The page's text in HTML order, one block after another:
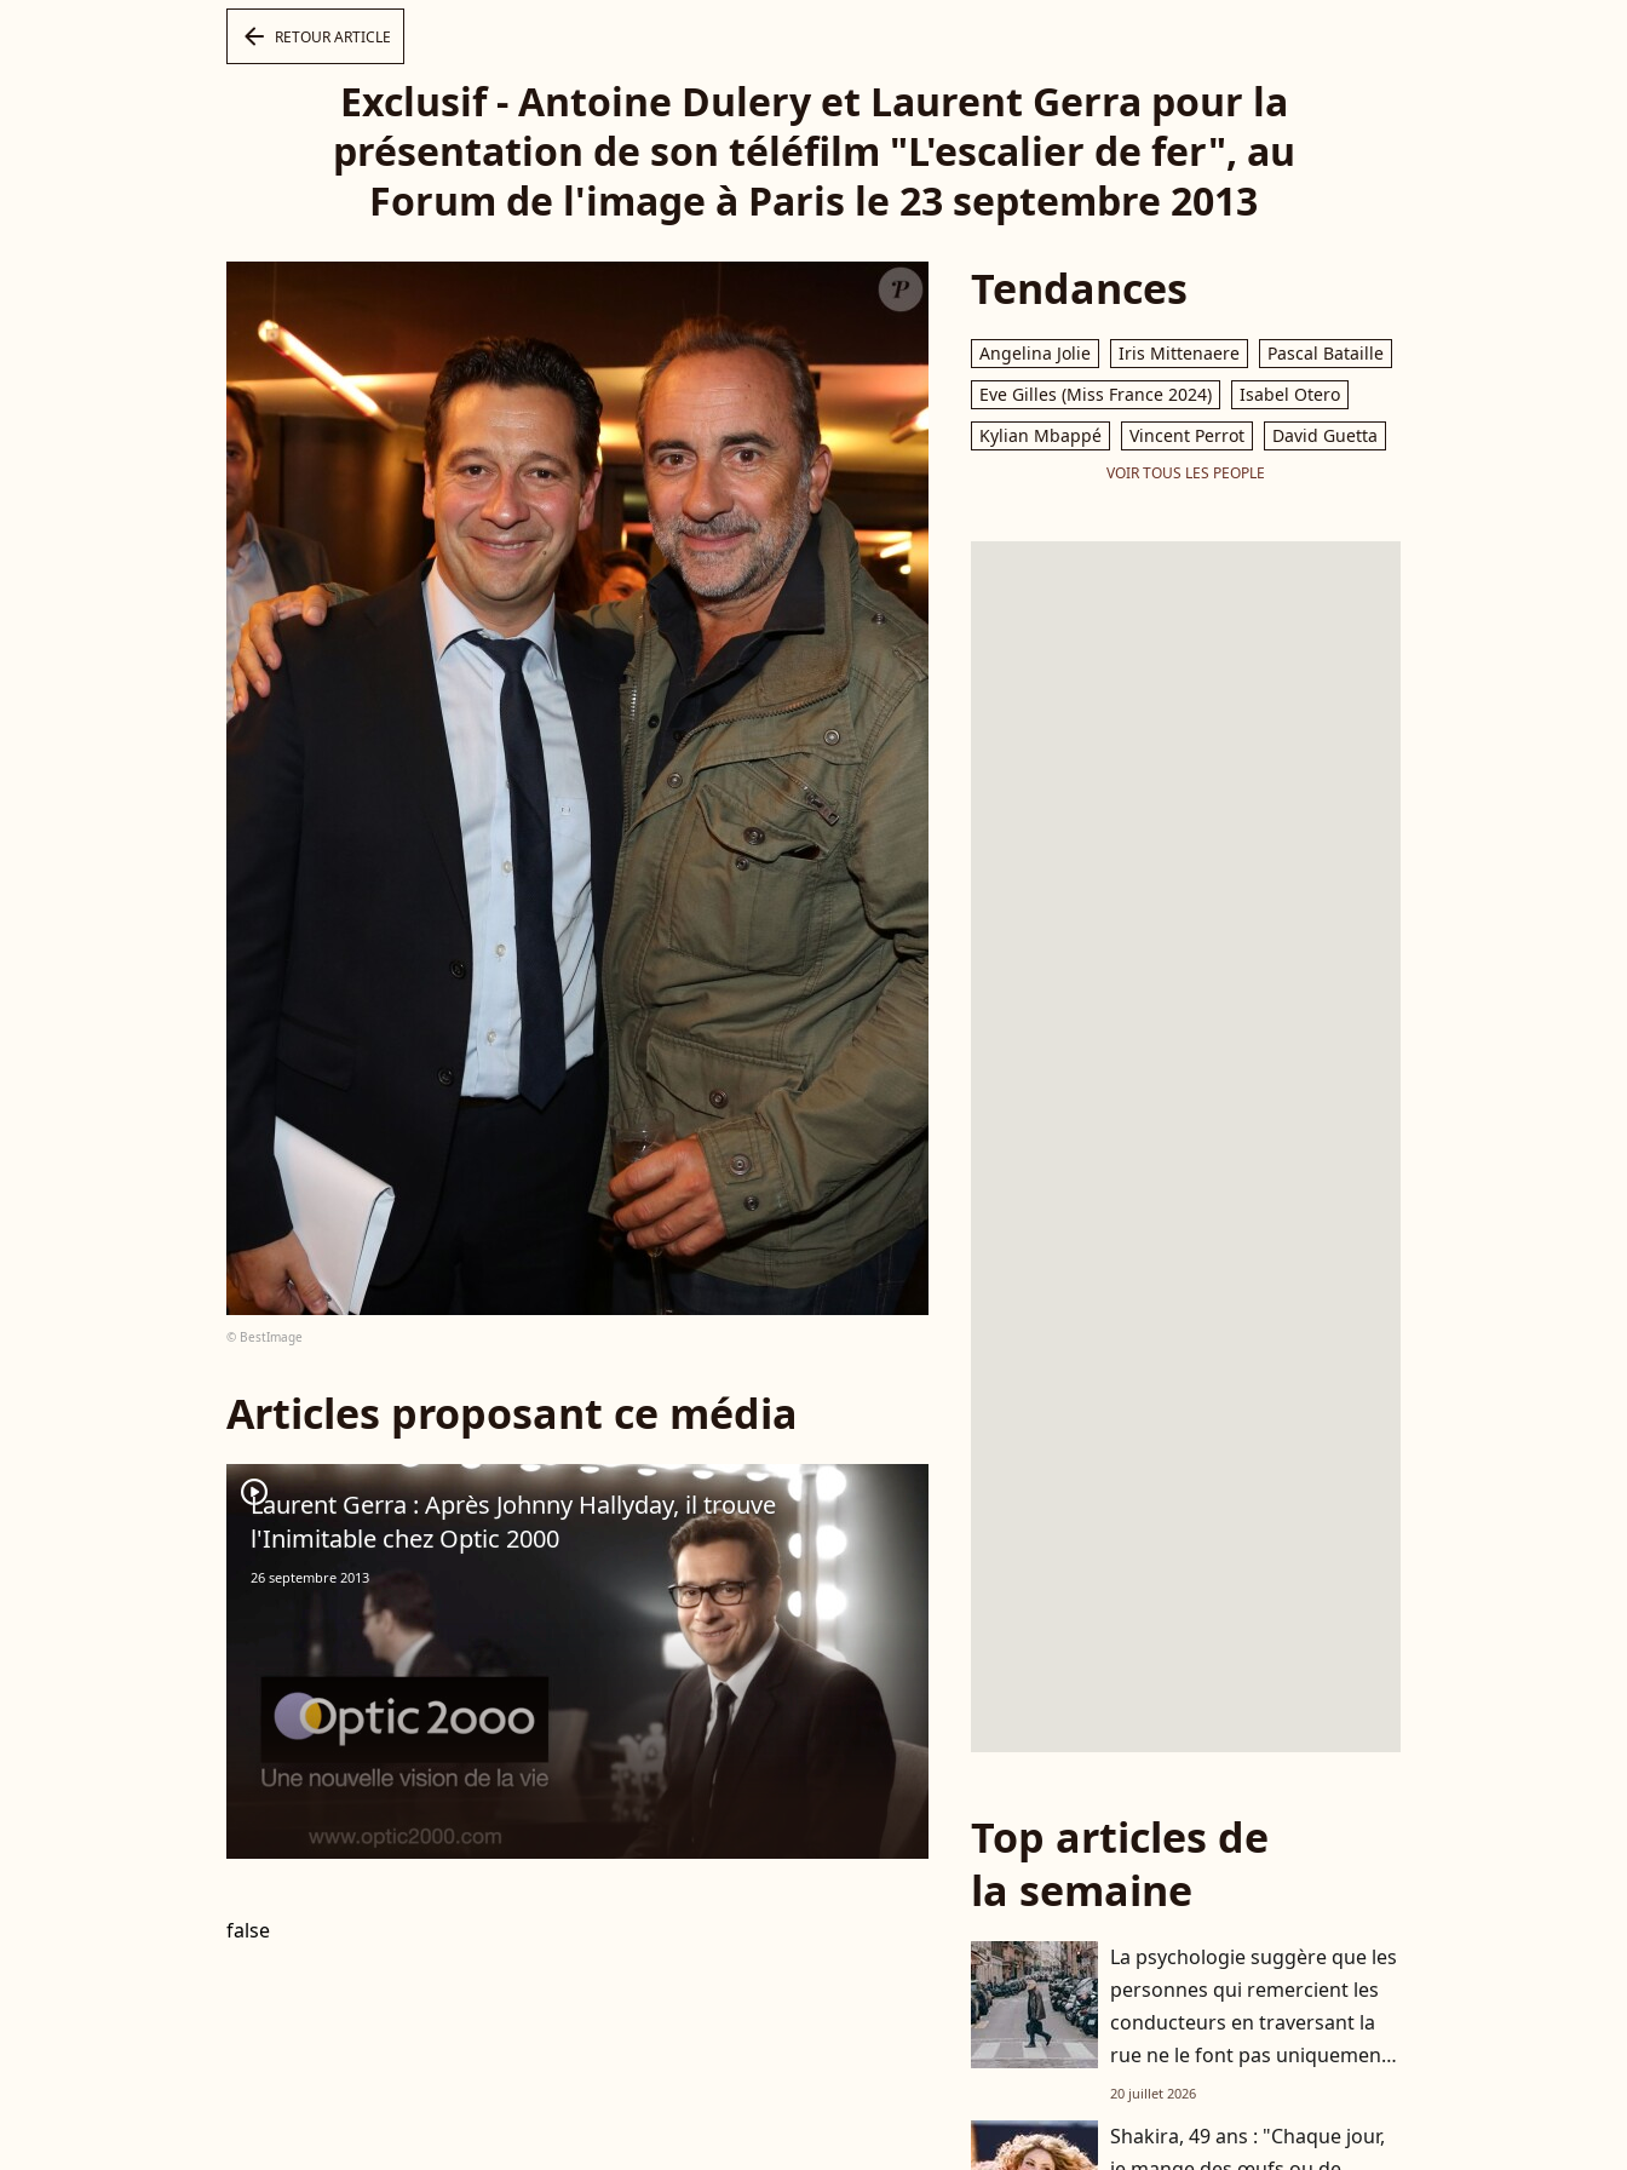
arrow_left RETOUR ARTICLE
Exclusif - Antoine Dulery et Laurent Gerra pour la
présentation de son téléfilm "L'escalier de fer", au
Forum de l'image à Paris le 23 septembre 2013
© BestImage
Articles proposant ce média
player2
Laurent Gerra : Après Johnny Hallyday, il trouve
l'Inimitable chez Optic 2000
26 septembre 2013
false
Tendances
Angelina Jolie Iris Mittenaere
Pascal Bataille
Eve Gilles (Miss France 2024)
Isabel Otero
Kylian Mbappé
Vincent Perrot David Guetta
VOIR TOUS LES PEOPLE
Top articles de
la semaine
La psychologie suggère que les
personnes qui remercient les
conducteurs en traversant la
rue ne le font pas uniquement
par gratitude
20 juillet 2026
Shakira, 49 ans : "Chaque jour,